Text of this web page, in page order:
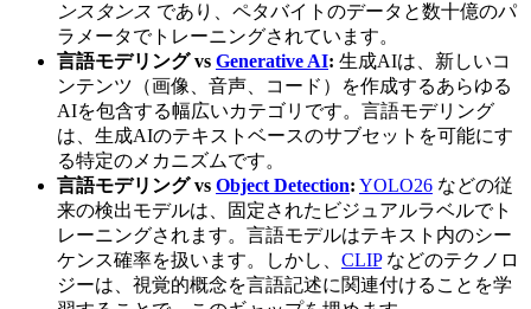
ンスタンス であり、ペタバイトのデータと数十億のパ
ラメータでトレーニングされています。
言語モデリング vs Generative AI: 生成AIは、新しいコ
ンテンツ（画像、音声、コード）を作成するあらゆる
AIを包含する幅広いカテゴリです。言語モデリング
は、生成AIのテキストベースのサブセットを可能にす
る特定のメカニズムです。
言語モデリング vs Object Detection: YOLO26 などの従
来の検出モデルは、固定されたビジュアルラベルでト
レーニングされます。言語モデルはテキスト内のシー
ケンス確率を扱います。しかし、 CLIPなどのテクノロ
ジーは、視覚的概念を言語記述に関連付けることを学